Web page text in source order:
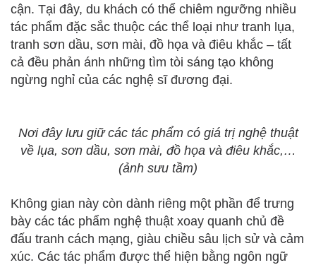
cận. Tại đây, du khách có thể chiêm ngưỡng nhiều
tác phẩm đặc sắc thuộc các thể loại như tranh lụa,
tranh sơn dầu, sơn mài, đồ họa và điêu khắc – tất
cả đều phản ánh những tìm tòi sáng tạo không
ngừng nghỉ của các nghệ sĩ đương đại.
Nơi đây lưu giữ các tác phẩm có giá trị nghệ thuật
về lụa, sơn dầu, sơn mài, đồ họa và điêu khắc,…
(ảnh sưu tầm)
Không gian này còn dành riêng một phần để trưng
bày các tác phẩm nghệ thuật xoay quanh chủ đề
đấu tranh cách mạng, giàu chiều sâu lịch sử và cảm
xúc. Các tác phẩm được thể hiện bằng ngôn ngữ